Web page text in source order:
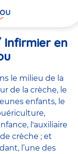
Infirmier en
le milieu de la
de la crèche, le
enfants, le
,
, l'auxiliaire
crèche ; et
l’une des